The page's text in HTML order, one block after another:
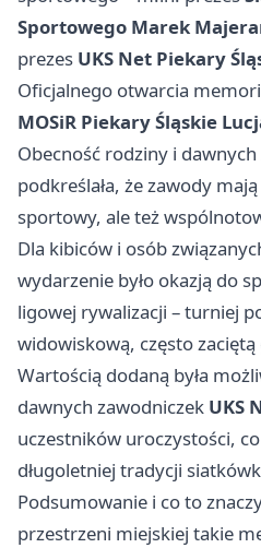
Sportowego Marek
prezes UKS Net Piekary
Oficjalnego otwarcia
MOSiR Piekary Śląskie
Obecność rodziny i
podkreślała, że zawody
sportowy, ale też
Dla kibiców i osób
wydarzenie było okazją do
ligowej rywalizacji – turniej
widowiskową, często zaciętą
Wartością dodaną była
dawnych zawodniczek UKS
uczestników uroczystości,
długoletniej tradycji
Podsumowanie i co to
przestrzeni miejskiej takie